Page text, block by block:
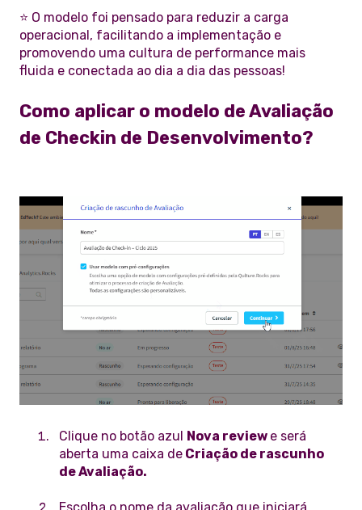
⭐ O modelo foi pensado para reduzir a carga
operacional, facilitando a implementação e
promovendo uma cultura de performance mais
fluida e conectada ao dia a dia das pessoas!
Como aplicar o modelo de Avaliação
de Checkin de Desenvolvimento?
Clique no botão azul Nova review e será
aberta uma caixa de Criação de rascunho
de Avaliação.